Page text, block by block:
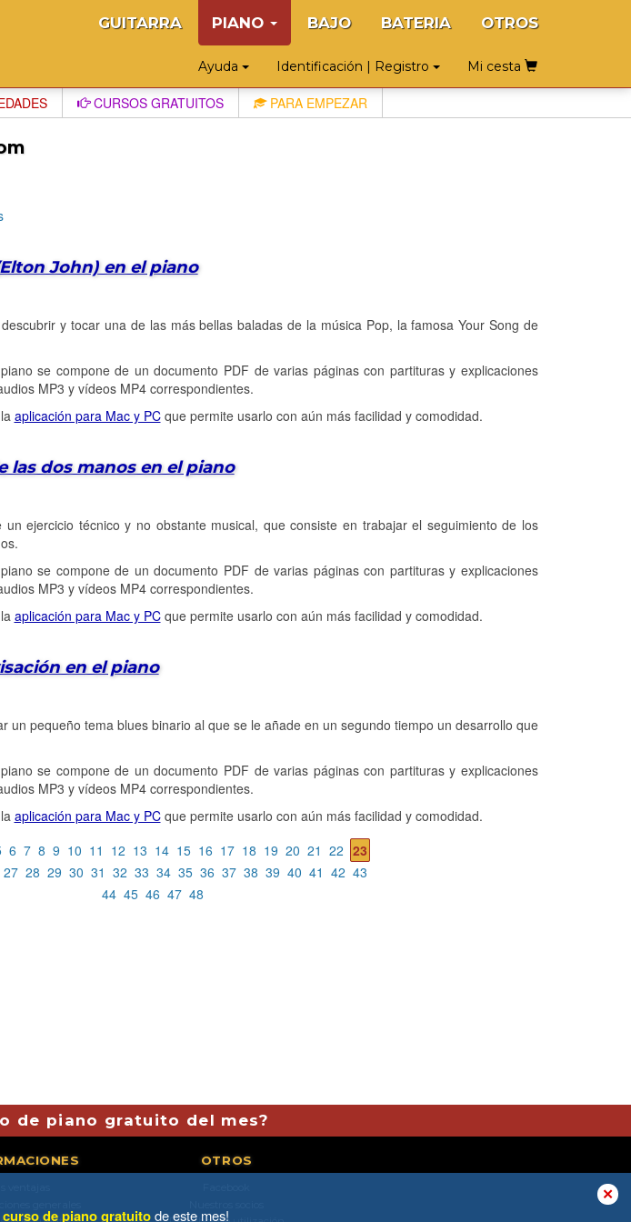
GUITARRA PIANO BAJO BATERIA OTROS
Ayuda Identificación | Registro Mi cesta
CURSOS GRATUITOS PARA EMPEZAR
John) en el piano
y tocar una de las más bellas baladas de la música Pop, la famosa Your Song de
se compone de un documento PDF de varias páginas con partituras y explicaciones
MP3 y vídeos MP4 correspondientes.
aplicación para Mac y PCque permite usarlo con aún más facilidad y comodidad.
las dos manos en el piano
ejercicio técnico y no obstante musical, que consiste en trabajar el seguimiento de los
se compone de un documento PDF de varias páginas con partituras y explicaciones
MP3 y vídeos MP4 correspondientes.
aplicación para Mac y PCque permite usarlo con aún más facilidad y comodidad.
en el piano
un pequeño tema blues binario al que se le añade en un segundo tiempo un desarrollo que
se compone de un documento PDF de varias páginas con partituras y explicaciones
MP3 y vídeos MP4 correspondientes.
aplicación para Mac y PCque permite usarlo con aún más facilidad y comodidad.
6 7 8 9 10 11 12 13 14 15 16 17 18 19 20 21 22 23
27 28 29 30 31 32 33 34 35 36 37 38 39 40 41 42 43
44 45 46 47 48
de piano gratuito del mes?
OTROS
✕
curso de piano gratuito de este mes!